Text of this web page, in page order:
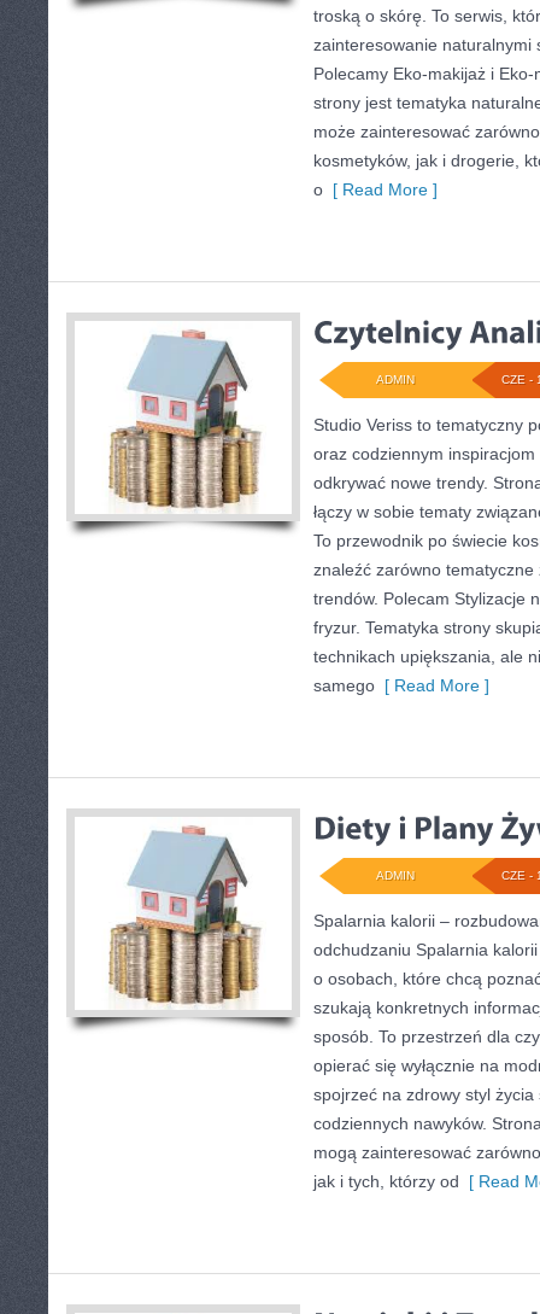
troską o skórę. To serwis,
zainteresowanie naturalnymi
Polecamy Eko-makijaż i
strony jest tematyka
może zainteresować
kosmetyków, jak i drogerie,
o [ Read More ]
CZE -
ADMIN
Studio Veriss to tematyczny
oraz codziennym
odkrywać nowe trendy.
łączy w sobie tematy
To przewodnik po świecie
znaleźć zarówno
trendów. Polecam Stylizacje
fryzur. Tematyka strony
technikach upiększania, ale
samego [ Read More ]
CZE -
ADMIN
Spalarnia kalorii –
odchudzaniu Spalarnia
o osobach, które chcą
szukają konkretnych
sposób. To przestrzeń dla
opierać się wyłącznie na
spojrzeć na zdrowy styl
codziennych nawyków.
mogą zainteresować
jak i tych, którzy od [ Read